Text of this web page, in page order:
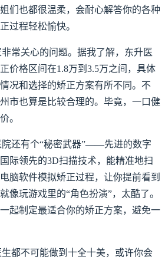
们也都很温柔，会耐心解答你的各种
过程轻松愉快。
常关心的问题。据我了解，东升医
价格区间在1.8万到3.5万之间，具体
况和选择的矫正方案有所不同。不
市也算是比较合理的。毕竟，一口健
。
院还有个“秘密武器”——先进的数字
际领先的3D扫描技术，能精准地扫
脑软件模拟矫正过程，让你提前看到
像玩游戏里的“角色扮演”，太酷了。
起制定最适合你的矫正方案，避免一
都不可能做到十全十美，或许你会